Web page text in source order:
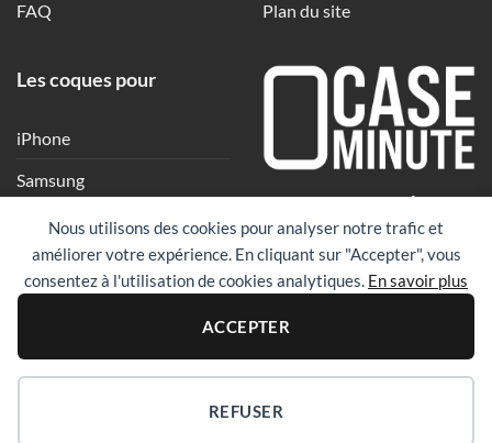
Nous utilisons des cookies pour analyser notre trafic et
améliorer votre expérience. En cliquant sur "Accepter", vous
consentez à l'utilisation de cookies analytiques. En savoir plus
ACCEPTER
REFUSER
FAQ
Plan du site
Les coques pour
iPhone
Samsung
Xiaomi
Google
Huawei
Une coque en quelques
clics